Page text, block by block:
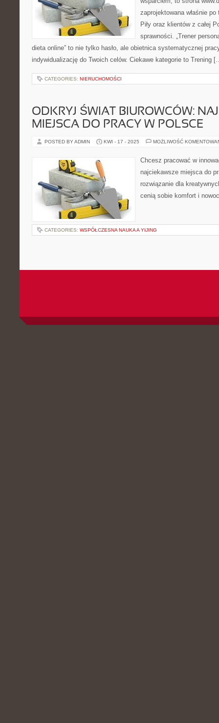
zaprojektowana właśnie
Piły oraz klientów z całej
sprawności. „Trener
dieta online” to nie tylko hasło, ale obietnica systematycznej
indywidualizację do Twoich celów. Ciekawe kategorie to Trening
CATEGORIES: NIERUCHOMOŚCI
ODKRYJ ŚWIAT BIUROWCÓW:
MIEJSCA DO PRACY W POLSCE
POSTED BY ADMIN KWI - 17 - 2025 MOŻLIWOŚĆ
Chcesz pracować w
najciekawsze miejsca do
rozwiązanie dla
cenią sobie komfort i
CATEGORIES: WSPÓŁCZESNA NAUKA A YIJING